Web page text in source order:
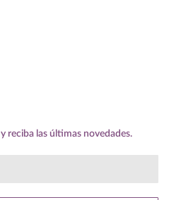
y reciba las últimas novedades.